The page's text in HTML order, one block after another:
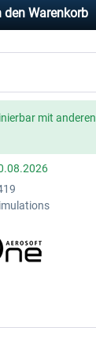
den Warenkorb
mit anderen